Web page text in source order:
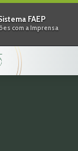
FAEP
com a Imprensa